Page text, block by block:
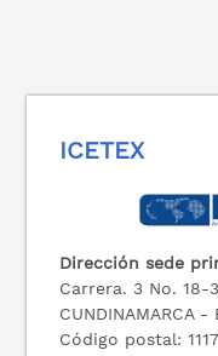
ICETEX
Dirección sede
Carrera. 3 No. 18-
CUNDINAMARCA -
Código postal: